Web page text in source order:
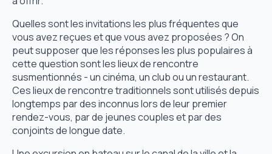
Quelles sont les invitations les plus fréquentes que
vous avez reçues et que vous avez proposées ? On
peut supposer que les réponses les plus populaires à
cette question sont les lieux de rencontre
susmentionnés - un cinéma, un club ou un restaurant.
Ces lieux de rencontre traditionnels sont utilisés depuis
longtemps par des inconnus lors de leur premier
rendez-vous, par de jeunes couples et par des
conjoints de longue date.